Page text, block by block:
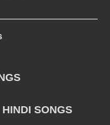
HINDI SONGS